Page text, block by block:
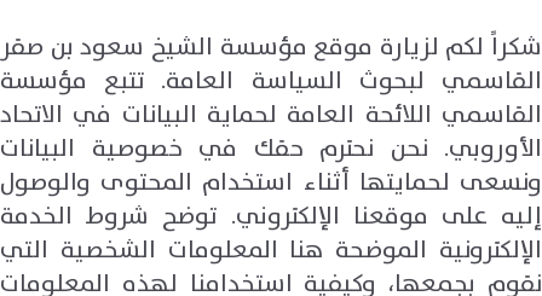
شكراً لكم لزيارة موقع مؤسسة الشيخ سعود بن صقر
القاسمي لبحوث السياسة العامة. تتبع مؤسسة
القاسمي اللائحة العامة لحماية البيانات في الاتحاد
الأوروبي. نحن نحترم حقك في خصوصية البيانات
ونسعى لحمايتها أثناء استخدام المحتوى والوصول
إليه على موقعنا الإلكتروني. توضح شروط الخدمة
الإلكترونية الموضحة هنا المعلومات الشخصية التي
نقوم بجمعها، وكيفية استخدامنا لهذه المعلومات